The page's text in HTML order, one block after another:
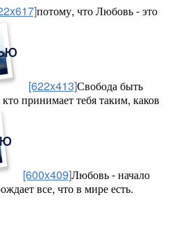
потому, что Любовь - это
[622x413]Свобода быть
принимает тебя таким, каков
[600x409]Любовь - начало
все, что в мире есть.